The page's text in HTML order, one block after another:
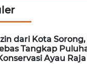
dari Kota Sorong,
Tangkap
Ayau